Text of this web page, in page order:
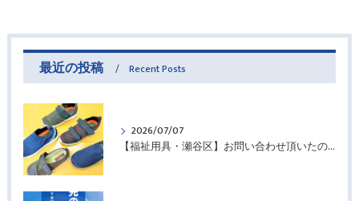
最近の投稿 Recent Posts
2026/07/07
【福祉用具・瀬谷区】お問い合わせ頂いたので・・・